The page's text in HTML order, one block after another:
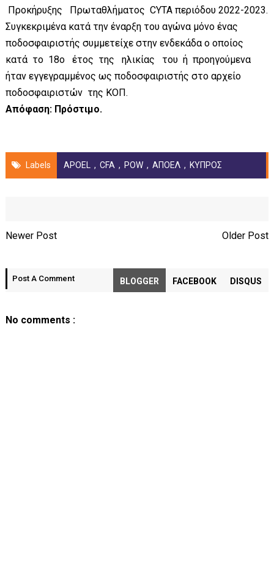
Προκήρυξης Πρωταθλήματος CYTA περιόδου 2022-2023.
Συγκεκριμένα κατά την έναρξη του αγώνα μόνο ένας
ποδοσφαιριστής συμμετείχε στην ενδεκάδα ο οποίος
κατά το 18ο έτος της ηλικίας του ή προηγούμενα
ήταν εγγεγραμμένος ως ποδοσφαιριστής στο αρχείο
ποδοσφαιριστών της ΚΟΠ.
Απόφαση: Πρόστιμο.
Labels APOEL , CFA , POW , ΑΠΟΕΛ , ΚΥΠΡΟΣ
Newer Post Older Post
Post A Comment BLOGGER FACEBOOK DISQUS
No comments :